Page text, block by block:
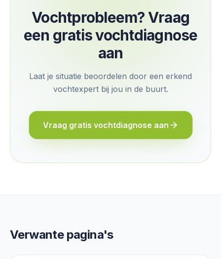
Vochtprobleem? Vraag
een gratis vochtdiagnose
aan
Laat je situatie beoordelen door een erkend
vochtexpert bij jou in de buurt.
Vraag gratis vochtdiagnose aan
Verwante pagina's